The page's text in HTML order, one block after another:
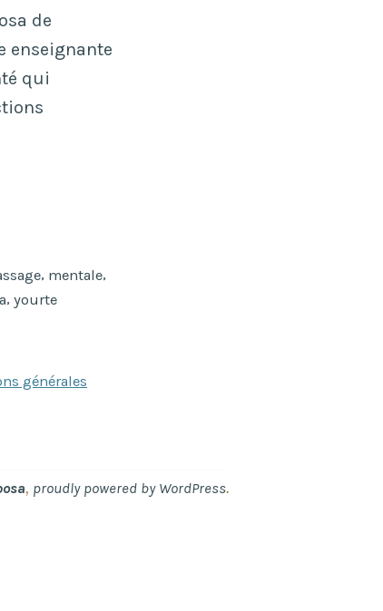
de
enseignante
qui
, mentale,
, yourte
générales
, proudly powered by WordPress.